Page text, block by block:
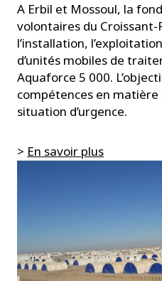
A Erbil et Mossoul, la
volontaires du Croissant-
l’installation,
d’unités mobiles de
Aquaforce 5 000.
compétences en matière
situation d’urgence.
> En savoir plus